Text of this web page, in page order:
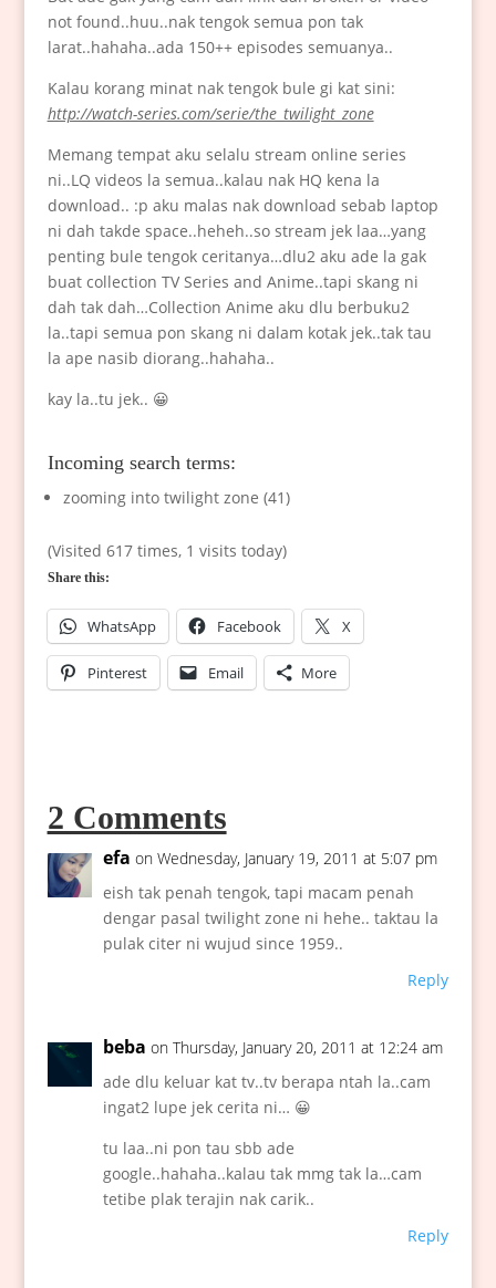
not found..huu..nak tengok semua pon tak
larat..hahaha..ada 150++ episodes semuanya..
Kalau korang minat nak tengok bule gi kat sini:
http://watch-series.com/serie/the_twilight_zone
Memang tempat aku selalu stream online series
ni..LQ videos la semua..kalau nak HQ kena la
download.. :p aku malas nak download sebab laptop
ni dah takde space..heheh..so stream jek laa…yang
penting bule tengok ceritanya…dlu2 aku ade la gak
buat collection TV Series and Anime..tapi skang ni
dah tak dah…Collection Anime aku dlu berbuku2
la..tapi semua pon skang ni dalam kotak jek..tak tau
la ape nasib diorang..hahaha..
kay la..tu jek.. 😀
Incoming search terms:
zooming into twilight zone (41)
(Visited 617 times, 1 visits today)
Share this:
WhatsApp Facebook X
Pinterest Email More
2 Comments
efa on Wednesday, January 19, 2011 at 5:07 pm
eish tak penah tengok, tapi macam penah
dengar pasal twilight zone ni hehe.. taktau la
pulak citer ni wujud since 1959..
Reply
beba on Thursday, January 20, 2011 at 12:24 am
ade dlu keluar kat tv..tv berapa ntah la..cam
ingat2 lupe jek cerita ni… 😀
tu laa..ni pon tau sbb ade
google..hahaha..kalau tak mmg tak la…cam
tetibe plak terajin nak carik..
Reply